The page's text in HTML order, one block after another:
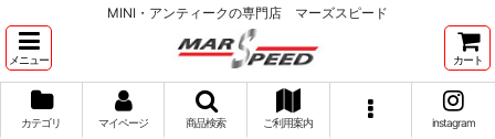
MINI・アンティークの専門店 マーズスピード
メニュー カート
カテゴリ マイページ 商品検索 ご利用案内 instagram